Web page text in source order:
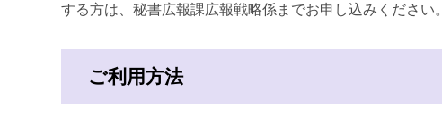
する方は、秘書広報課広報戦略係までお申し込みください。
ご利用方法